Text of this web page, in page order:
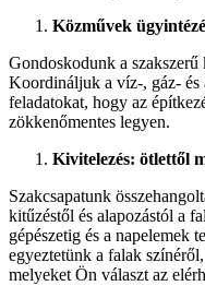
Közművek
Gondoskodunk a
Koordináljuk a víz-, gáz- és
feladatokat, hogy az
zökkenőmentes legyen.
Kivitelezés: ötlettől
Szakcsapatunk
kitűzéstől és alapozástól a
gépészetig és a napelemek
egyeztetünk a falak
melyeket Ön választ az